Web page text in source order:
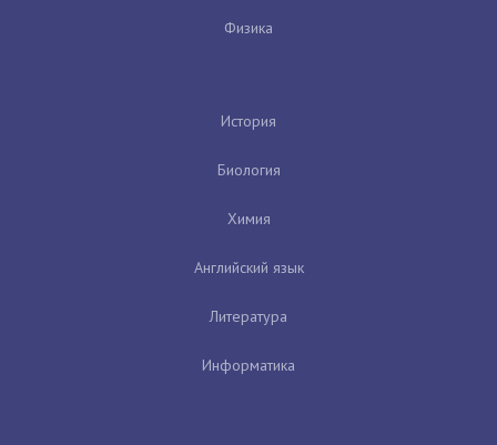
Физика
История
Биология
Химия
Английский язык
Литература
Информатика